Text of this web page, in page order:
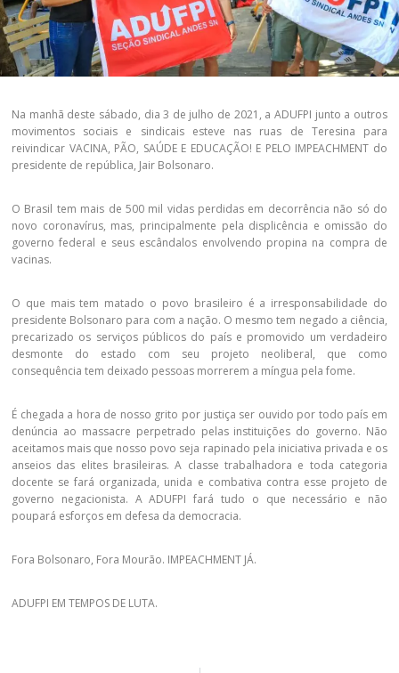
Na manhã deste sábado, dia 3 de julho de 2021, a ADUFPI junto a outros
movimentos sociais e sindicais esteve nas ruas de Teresina para
reivindicar VACINA, PÃO, SAÚDE E EDUCAÇÃO! E PELO IMPEACHMENT do
presidente de república, Jair Bolsonaro.
O Brasil tem mais de 500 mil vidas perdidas em decorrência não só do
novo coronavírus, mas, principalmente pela displicência e omissão do
governo federal e seus escândalos envolvendo propina na compra de
vacinas.
O que mais tem matado o povo brasileiro é a irresponsabilidade do
presidente Bolsonaro para com a nação. O mesmo tem negado a ciência,
precarizado os serviços públicos do país e promovido um verdadeiro
desmonte do estado com seu projeto neoliberal, que como
consequência tem deixado pessoas morrerem a míngua pela fome.
É chegada a hora de nosso grito por justiça ser ouvido por todo país em
denúncia ao massacre perpetrado pelas instituições do governo. Não
aceitamos mais que nosso povo seja rapinado pela iniciativa privada e os
anseios das elites brasileiras. A classe trabalhadora e toda categoria
docente se fará organizada, unida e combativa contra esse projeto de
governo negacionista. A ADUFPI fará tudo o que necessário e não
poupará esforços em defesa da democracia.
Fora Bolsonaro, Fora Mourão. IMPEACHMENT JÁ.
ADUFPI EM TEMPOS DE LUTA.